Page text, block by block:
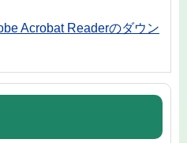
Acrobat Readerのダウン